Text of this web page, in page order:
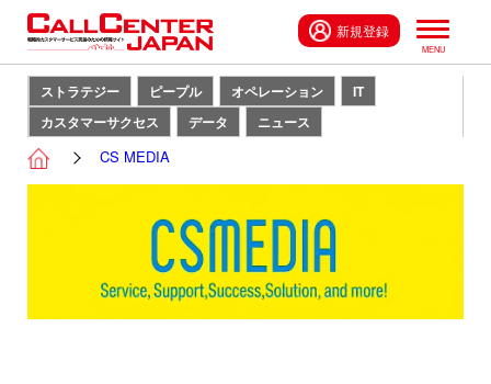
新規登録
ストラテジー ピープル オペレーション
IT
カスタマーサクセス
データ ニュース
CS MEDIA